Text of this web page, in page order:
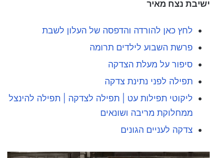
ישיבת נצח מאיר
לחץ כאן להורדה והדפסה של העלון לשבת
פרשת השבוע לילדים תרומה
סיפור על מעלת הצדקה
תפילה לפני נתינת צדקה
ליקוטי תפילות עט | תפילה לצדקה | תפילה להינצל
ממחלוקת מריבה ושונאים
צדקה לעניים הגונים